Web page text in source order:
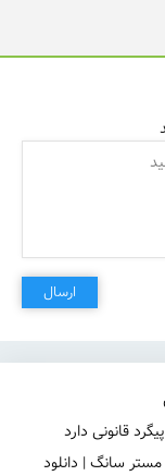
ارسال
قانونی دارد
سانگ | دانلود